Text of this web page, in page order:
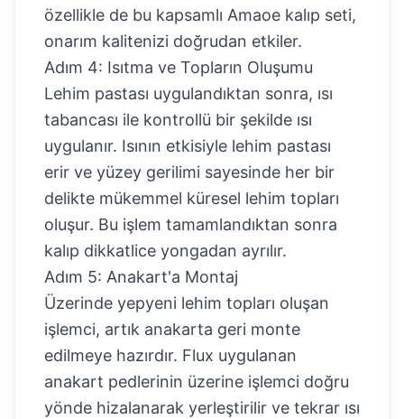
özellikle de bu kapsamlı Amaoe kalıp seti,
onarım kalitenizi doğrudan etkiler.
Adım 4: Isıtma ve Topların Oluşumu
Lehim pastası uygulandıktan sonra, ısı
tabancası ile kontrollü bir şekilde ısı
uygulanır. Isının etkisiyle lehim pastası
erir ve yüzey gerilimi sayesinde her bir
delikte mükemmel küresel lehim topları
oluşur. Bu işlem tamamlandıktan sonra
kalıp dikkatlice yongadan ayrılır.
Adım 5: Anakart'a Montaj
Üzerinde yepyeni lehim topları oluşan
işlemci, artık anakarta geri monte
edilmeye hazırdır. Flux uygulanan
anakart pedlerinin üzerine işlemci doğru
yönde hizalanarak yerleştirilir ve tekrar ısı